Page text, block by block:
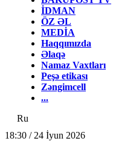
İDMAN
ÖZ ƏL
MEDİA
Haqqımızda
Əlaqə
Namaz Vaxtları
Peşə etikası
Zəngimcell
...
Ru
18:30 / 24 İyun 2026